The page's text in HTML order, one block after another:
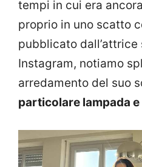
tempi in cui era
proprio in uno scatto
pubblicato
Instagram, notiamo
arredamento del suo
particolare lampada